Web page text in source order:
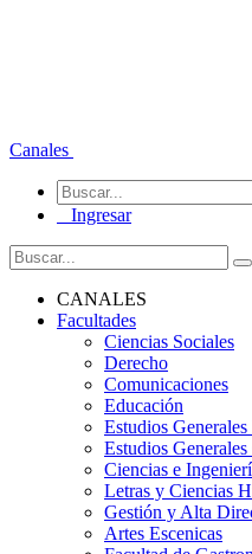
Canales
Ingresar
CANALES
Facultades
Ciencias Sociales
Derecho
Comunicaciones
Educación
Estudios Generales
Estudios
Ciencias e
Letras y Ciencias
Gestión y Alta
Artes Escenicas